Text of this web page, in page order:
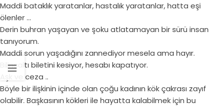
Maddi bataklık yaratanlar, hastalık yaratanlar, hatta eşi
ölenler …
Derin buhran yaşayan ve şoku atlatamayan bir sürü insan
tanıyorum.
Maddi sorun yaşadığını zannediyor mesela ama hayır.
Bilinçaltı biletini kesiyor, hesabı kapatıyor.
Aşk ve ceza ..
Böyle bir ilişkinin içinde olan çoğu kadının kök çakrası zayıf
olabilir. Başkasının kökleri ile hayatta kalabilmek için bu